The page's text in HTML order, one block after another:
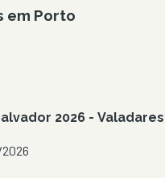
em Porto
2026 - Valadares